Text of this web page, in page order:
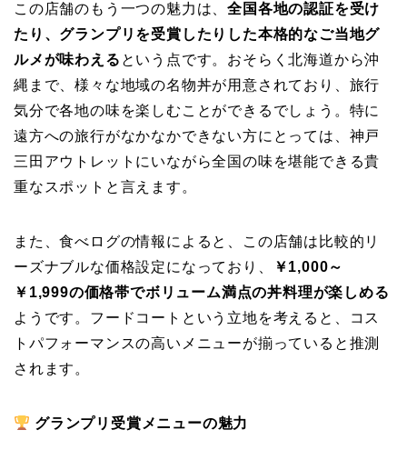
この店舗のもう一つの魅力は、全国各地の認証を受け
たり、グランプリを受賞したりした本格的なご当地グ
ルメが味わえる という点です。おそらく北海道から沖
縄まで、様々な地域の名物丼が用意されており、旅行
気分で各地の味を楽しむことができるでしょう。特に
遠方への旅行がなかなかできない方にとっては、神戸
三田アウトレットにいながら全国の味を堪能できる貴
重なスポットと言えます。
また、食べログの情報によると、この店舗は比較的リ
ーズナブルな価格設定になっており、
￥1,000～
￥1,999の価格帯でボリューム満点の丼料理が楽しめる
ようです。フードコートという立地を考えると、コス
トパフォーマンスの高いメニューが揃っていると推測
されます。
グランプリ受賞メニューの魅力